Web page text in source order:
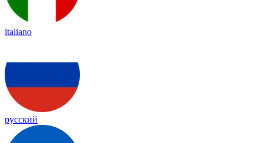
italiano
русский